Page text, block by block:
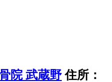
住所：